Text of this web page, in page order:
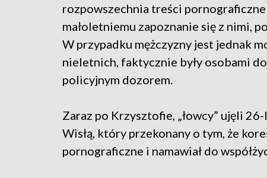
rozpowszechnia treści
małoletniemu zapoznanie się z nimi,
W przypadku mężczyzny jest jednak
nieletnich, faktycznie były osobami
policyjnym dozorem.
Zaraz po Krzysztofie, „łowcy” ujęli
Wisłą, który przekonany o tym, że
pornograficzne i namawiał do